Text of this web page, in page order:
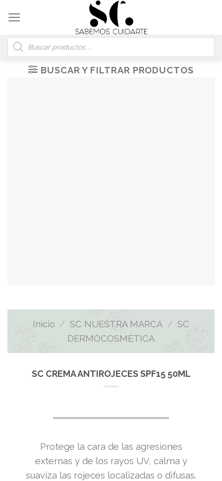
content
Búsqueda
de
productos
BUSCAR Y FILTRAR PRODUCTOS
Inicio / SC NUESTRA MARCA / SC
DERMOCOSMÉTICA
SC CREMA ANTIROJECES SPF15 50ML
Protege la cara de las agresiones
externas y de los rayos UV, calma y
suaviza las rojeces localizadas o difusas.